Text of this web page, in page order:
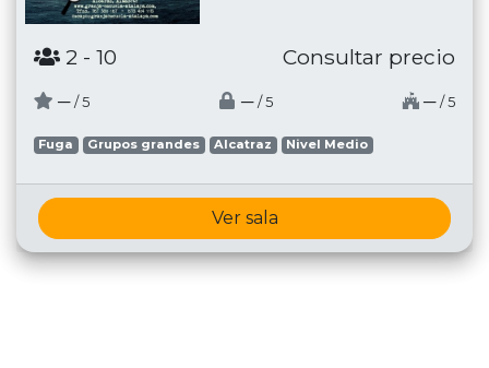
2 - 10 Consultar precio
─ / 5 ─ / 5 ─ / 5
Fuga Grupos grandes Alcatraz Nivel Medio
Ver sala